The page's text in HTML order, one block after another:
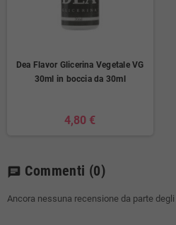
Dea Flavor Glicerina Vegetale VG
30ml in boccia da 30ml
4,80 €
chat Commenti (0)
Ancora nessuna recensione da parte degli